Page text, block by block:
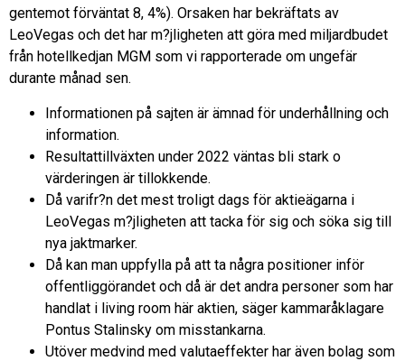
gentemot förväntat 8, 4%). Orsaken har bekräftats av
LeoVegas och det har m?jligheten att göra med miljardbudet
från hotellkedjan MGM som vi rapporterade om ungefär
durante månad sen.
Informationen på sajten är ämnad för underhållning och
information.
Resultattillväxten under 2022 väntas bli stark o
värderingen är tillokkende.
Då varifr?n det mest troligt dags för aktieägarna i
LeoVegas m?jligheten att tacka för sig och söka sig till
nya jaktmarker.
Då kan man uppfylla på att ta några positioner inför
offentliggörandet och då är det andra personer som har
handlat i living room här aktien, säger kammaråklagare
Pontus Stalinsky om misstankarna.
Utöver medvind med valutaeffekter har även bolag som